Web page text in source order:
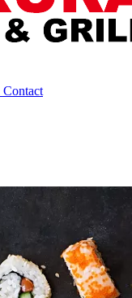
Contact